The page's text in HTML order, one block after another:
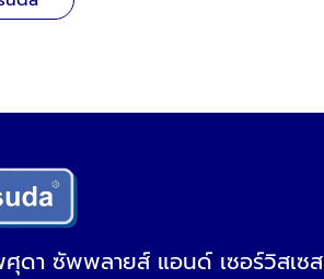
ดา ซัพพลายส์ แอนด์ เซอร์วิสเซส